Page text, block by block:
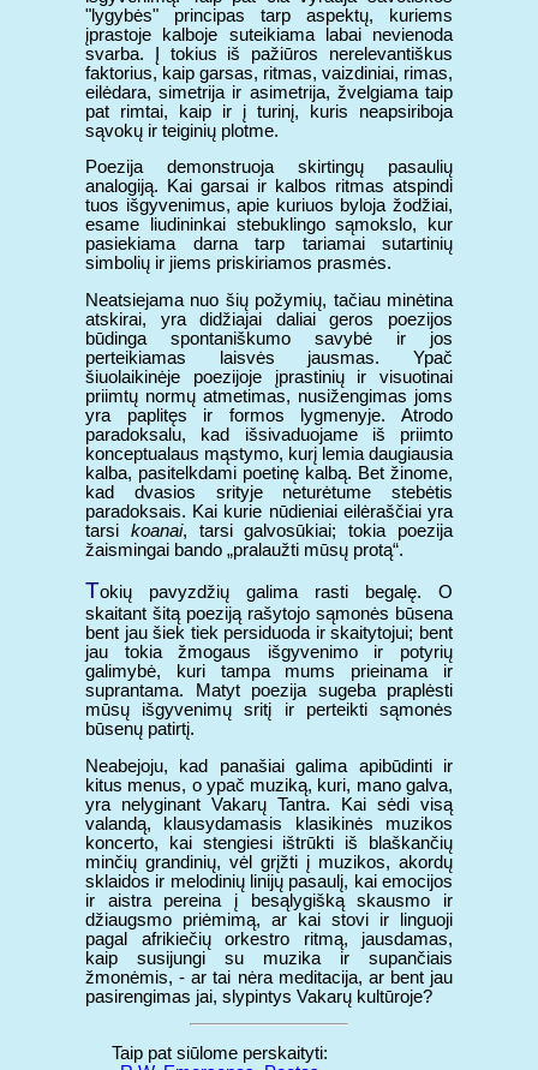
"lygybės" principas tarp aspektų, kuriems
įprastoje kalboje suteikiama labai nevienoda
svarba. Į tokius iš pažiūros nerelevantiškus
faktorius, kaip garsas, ritmas, vaizdiniai, rimas,
eilėdara, simetrija ir asimetrija, žvelgiama taip
pat rimtai, kaip ir į turinį, kuris neapsiriboja
sąvokų ir teiginių plotme.
Poezija demonstruoja skirtingų pasaulių
analogiją. Kai garsai ir kalbos ritmas atspindi
tuos išgyvenimus, apie kuriuos byloja žodžiai,
esame liudininkai stebuklingo sąmokslo, kur
pasiekiama darna tarp tariamai sutartinių
simbolių ir jiems priskiriamos prasmės.
Neatsiejama nuo šių požymių, tačiau minėtina
atskirai, yra didžiajai daliai geros poezijos
būdinga spontaniškumo savybė ir jos
perteikiamas laisvės jausmas. Ypač
šiuolaikinėje poezijoje įprastinių ir visuotinai
priimtų normų atmetimas, nusižengimas joms
yra paplitęs ir formos lygmenyje. Atrodo
paradoksalu, kad išsivaduojame iš priimto
konceptualaus mąstymo, kurį lemia daugiausia
kalba, pasitelkdami poetinę kalbą. Bet žinome,
kad dvasios srityje neturėtume stebėtis
paradoksais. Kai kurie nūdieniai eilėraščiai yra
tarsi koanai, tarsi galvosūkiai; tokia poezija
žaismingai bando „pralaužti mūsų protą“.
Tokių pavyzdžių galima rasti begalę. O
skaitant šitą poeziją rašytojo sąmonės būsena
bent jau šiek tiek persiduoda ir skaitytojui; bent
jau tokia žmogaus išgyvenimo ir potyrių
galimybė, kuri tampa mums prieinama ir
suprantama. Matyt poezija sugeba praplėsti
mūsų išgyvenimų sritį ir perteikti sąmonės
būsenų patirtį.
Neabejoju, kad panašiai galima apibūdinti ir
kitus menus, o ypač muziką, kuri, mano galva,
yra nelyginant Vakarų Tantra. Kai sėdi visą
valandą, klausydamasis klasikinės muzikos
koncerto, kai stengiesi ištrūkti iš blaškančių
minčių grandinių, vėl grįžti į muzikos, akordų
sklaidos ir melodinių linijų pasaulį, kai emocijos
ir aistra pereina į besąlygišką skausmo ir
džiaugsmo priėmimą, ar kai stovi ir linguoji
pagal afrikiečių orkestro ritmą, jausdamas,
kaip susijungi su muzika ir supančiais
žmonėmis, - ar tai nėra meditacija, ar bent jau
pasirengimas jai, slypintys Vakarų kultūroje?
Taip pat siūlome perskaityti: